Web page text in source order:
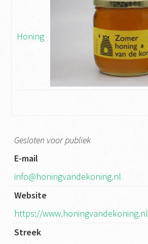
Honing
Gesloten voor publiek
E-mail
info@honingvandekoning.nl
Website
https://www.honingvandekoning.nl
Streek